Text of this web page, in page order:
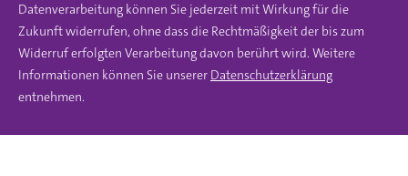
Datenverarbeitung können Sie jederzeit mit Wirkung für die
Zukunft widerrufen, ohne dass die Rechtmäßigkeit der bis zum
Widerruf erfolgten Verarbeitung davon berührt wird. Weitere
Informationen können Sie unserer Datenschutzerklärung
entnehmen.